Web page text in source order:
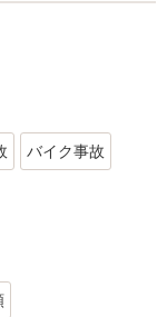
バイク事故